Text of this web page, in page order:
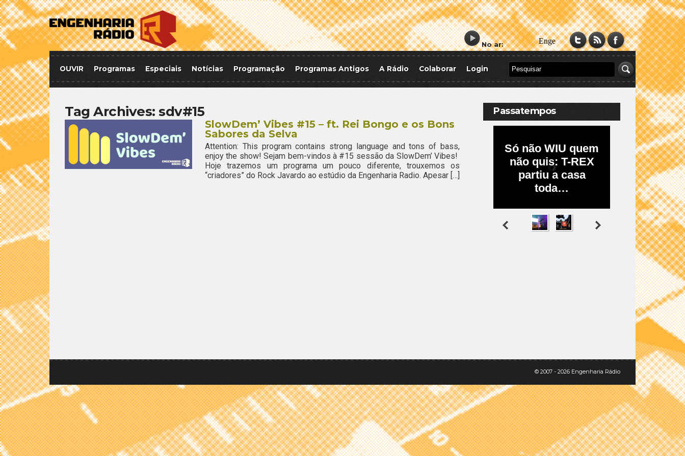
No ar:
OUVIR Programas Especiais Notícias Programação Programas Antigos A Rádio Colaborar Login
Tag Archives: sdv#15
SlowDem’ Vibes #15 – ft. Rei Bongo e os Bons
Sabores da Selva
Attention: This program contains strong language and tons of bass,
enjoy the show! Sejam bem-vindos à #15 sessão da SlowDem’ Vibes!
Hoje trazemos um programa um pouco diferente, trouxemos os
“criadores” do Rock Javardo ao estúdio da Engenharia Radio. Apesar […]
Passatempos
© 2007 - 2026 Engenharia Rádio